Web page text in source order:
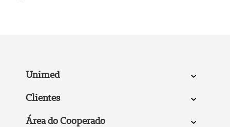
Unimed
Clientes
Área do Cooperado